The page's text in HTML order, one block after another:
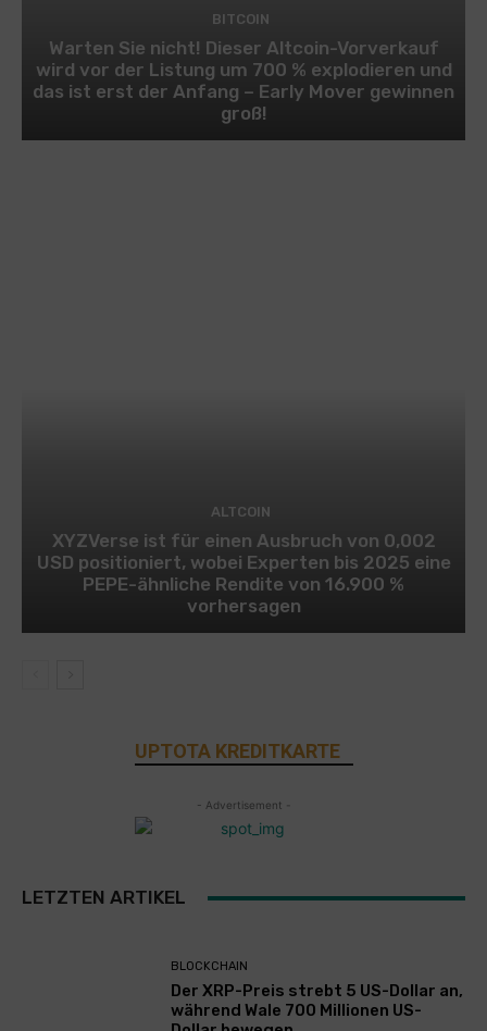
BITCOIN
Warten Sie nicht! Dieser Altcoin-Vorverkauf
wird vor der Listung um 700 % explodieren und
das ist erst der Anfang – Early Mover gewinnen
groß!
ALTCOIN
XYZVerse ist für einen Ausbruch von 0,002
USD positioniert, wobei Experten bis 2025 eine
PEPE-ähnliche Rendite von 16.900 %
vorhersagen
UPTOTA KREDITKARTE
- Advertisement -
LETZTEN ARTIKEL
BLOCKCHAIN
Der XRP-Preis strebt 5 US-Dollar an,
während Wale 700 Millionen US-